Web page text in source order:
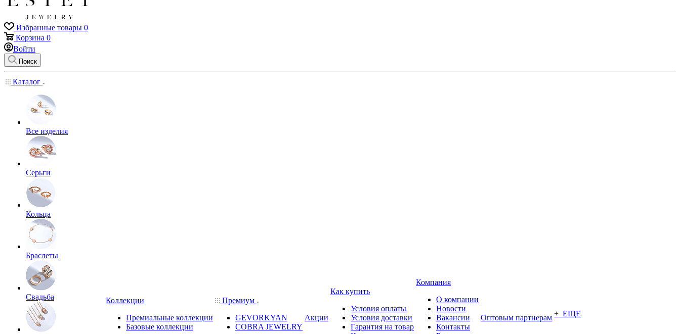
Избранные товары 0
Корзина 0
Войти
Поиск
Каталог
Все изделия
Серьги
Кольца
Браслеты
Свадьба
Коллекции
Премиальные коллекции
Базовые коллекции
Премиум
GEVORKYAN
COBRA JEWELRY
Акции
Как купить
Условия оплаты
Условия доставки
Гарантия на товар
Компания
О компании
Новости
Вакансии
Контакты
Оптовым партнерам + ЕЩЕ